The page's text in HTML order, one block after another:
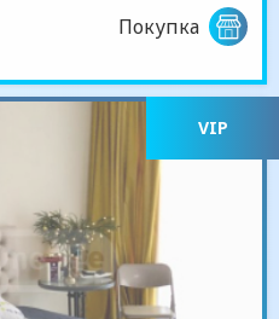
Покупка
VIP